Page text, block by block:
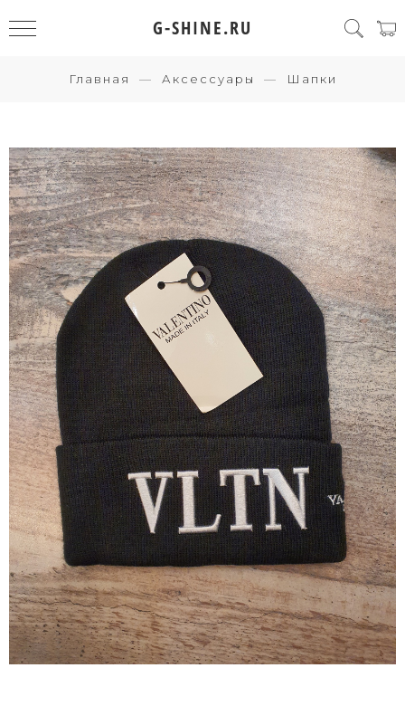
G-SHINE.RU
Главная Аксессуары Шапки